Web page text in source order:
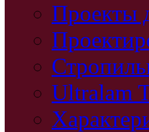
Проекты
Ultralam